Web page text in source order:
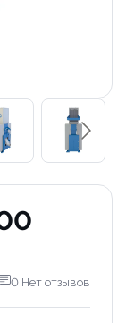
0 Нет отзывов